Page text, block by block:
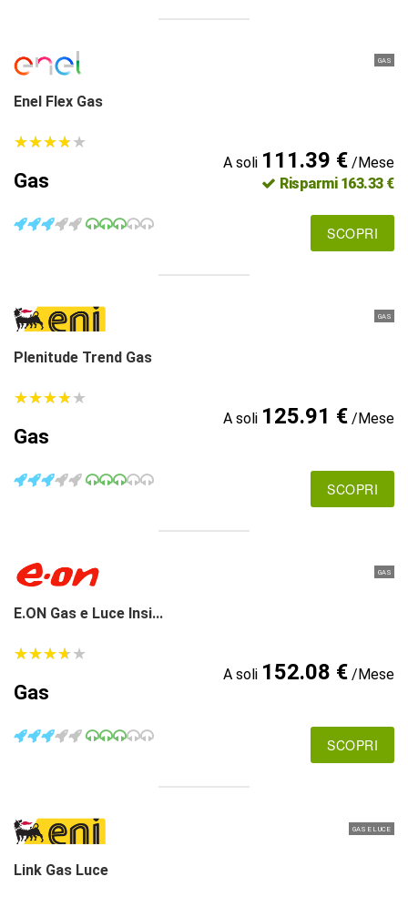
GAS
Enel Flex Gas
★★★★★
★★★★★
Gas
A soli 111.39 €/Mese
Risparmi 163.33 €
SCOPRI
GAS
Plenitude Trend Gas
★★★★★
★★★★★
Gas
A soli 125.91 €/Mese
SCOPRI
GAS
E.ON Gas e Luce Insi...
★★★★★
★★★★★
Gas
A soli 152.08 €/Mese
SCOPRI
GAS E LUCE
Link Gas Luce